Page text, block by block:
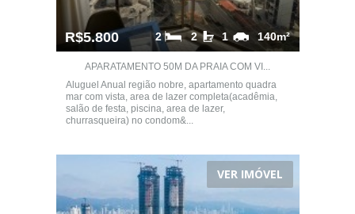
R$5.800 140m²
1
2
2
APARATAMENTO 50M DA PRAIA COM VI...
Aluguel Anual região nobre, apartamento quadra
mar com vista, area de lazer completa(acadêmia,
salão de festa, piscina, area de lazer,
churrasqueira) no condom&...
VER IMÓVEL